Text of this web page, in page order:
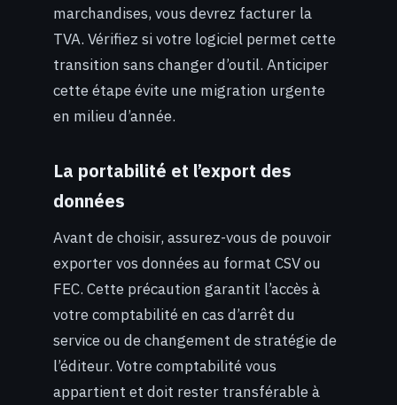
marchandises, vous devrez facturer la
TVA. Vérifiez si votre logiciel permet cette
transition sans changer d’outil. Anticiper
cette étape évite une migration urgente
en milieu d’année.
La portabilité et l’export des
données
Avant de choisir, assurez-vous de pouvoir
exporter vos données au format CSV ou
FEC. Cette précaution garantit l’accès à
votre comptabilité en cas d’arrêt du
service ou de changement de stratégie de
l’éditeur. Votre comptabilité vous
appartient et doit rester transférable à